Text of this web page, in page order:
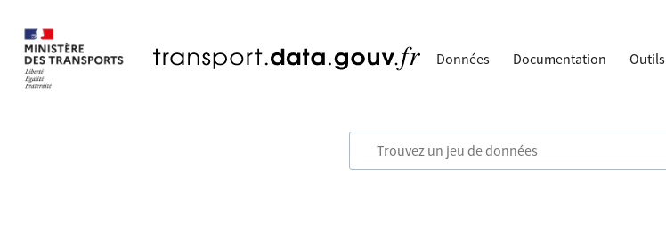
Données Documentation Outils